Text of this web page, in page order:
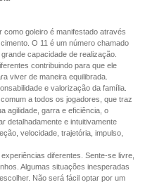
goleiro é manifestado através
O 11 é um número chamado
capacidade de realização.
contribuindo para que ele
viver de maneira equilibrada.
e valorização da família.
a todos os jogadores, que traz
agilidade, garra e eficiência, o
detalhadamente e intuitivamente
velocidade, trajetória, impulso,
diferentes. Sente-se livre,
Algumas situações inesperadas
Não será fácil optar por um